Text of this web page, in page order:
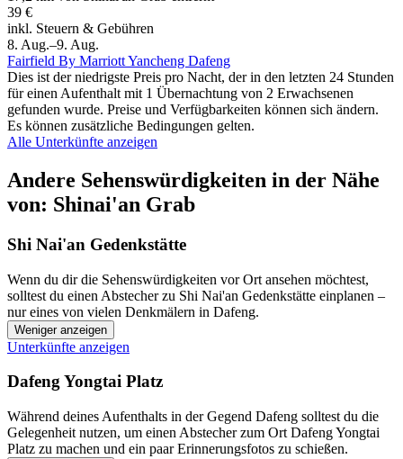
39 €
inkl. Steuern & Gebühren
8. Aug.–9. Aug.
Fairfield By Marriott Yancheng Dafeng
Dies ist der niedrigste Preis pro Nacht, der in den letzten 24 Stunden
für einen Aufenthalt mit 1 Übernachtung von 2 Erwachsenen
gefunden wurde. Preise und Verfügbarkeiten können sich ändern.
Es können zusätzliche Bedingungen gelten.
Alle Unterkünfte anzeigen
Andere Sehenswürdigkeiten in der Nähe
von: Shinai'an Grab
Shi Nai'an Gedenkstätte
Wenn du dir die Sehenswürdigkeiten vor Ort ansehen möchtest,
solltest du einen Abstecher zu Shi Nai'an Gedenkstätte einplanen –
nur eines von vielen Denkmälern in Dafeng.
Weniger anzeigen
Unterkünfte anzeigen
Dafeng Yongtai Platz
Während deines Aufenthalts in der Gegend Dafeng solltest du die
Gelegenheit nutzen, um einen Abstecher zum Ort Dafeng Yongtai
Platz zu machen und ein paar Erinnerungsfotos zu schießen.